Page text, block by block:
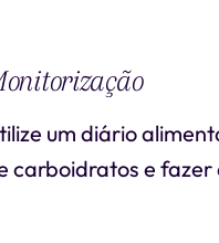
um diário
carboidratos e